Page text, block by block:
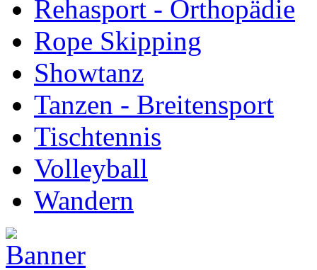
Rehasport - Orthopädie
Rope Skipping
Showtanz
Tanzen - Breitensport
Tischtennis
Volleyball
Wandern